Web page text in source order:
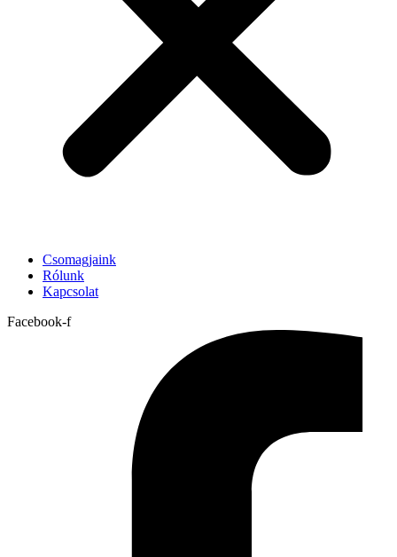
Csomagjaink
Rólunk
Kapcsolat
Facebook-f